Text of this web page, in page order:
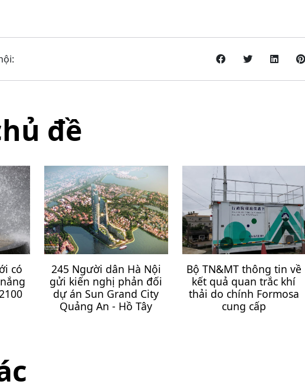
đề
có
245 Người dân Hà Nội
gửi kiến nghị phản đối
dự án Sun Grand City
Quảng An - Hồ Tây
Bộ TN&MT thông tin về
kết quả quan trắc khí
thải do chính Formosa
cung cấp